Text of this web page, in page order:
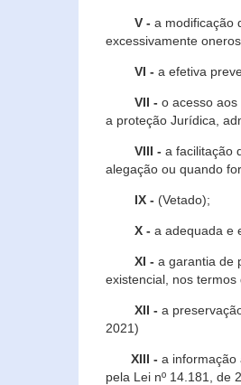
V - a modificação
excessivamente
VI - a efetiva
VII - o acesso
a proteção Jurídica,
VIII - a facilitação
alegação ou quando
IX - (Vetado);
X - a adequada e
XI - a garantia de
existencial, nos
XII - a
2021)
XIII - a
pela Lei nº 14.181, de